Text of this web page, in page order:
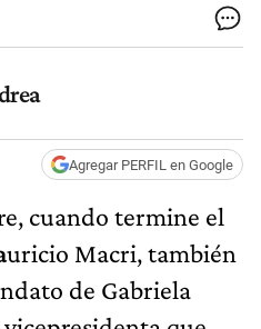
Agregar PERFIL en Google
cuando termine el
uricio Macri, también
de Gabriela